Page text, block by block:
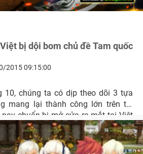
bị dội bom chủ đề Tam quốc
2015 09:15:00
10, chúng ta có dịp theo dõi 3 tựa
mang lại thành công lớn trên thị
chuẩn bị mở cửa ra mắt tại Việt